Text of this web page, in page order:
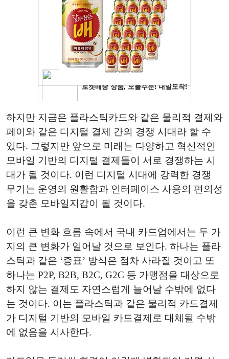
하지만 지금은 플라스틱카드와 같은 물리적 결제와
페이와 같은 디지털 결제 간의 경쟁 시대라 할 수
있다. 그렇지만 앞으로 미래는 다양하고 혁신적인
모바일 기반의 디지털 결제들이 서로 경쟁하는 시
대가 될 것이다. 이런 디지털 시대에 강력한 경쟁
무기는 운영의 원활함과 인터페이스 사용의 편의성
을 갖춘 모바일지갑이 될 것이다.
이런 큰 변화 흐름 속에서 국내 카드업에서는 두 가
지의 큰 변화가 일어날 것으로 보인다. 하나는 플라
스틱과 같은 ‘증표’ 방식은 점차 사라질 것이고 또
하나는 P2P, B2B, B2C, G2C 등 가맹점을 대상으로
하지 않는 결제도 자연스럽게 늘어날 수밖에 없다
는 것이다. 이는 플라스틱과 같은 물리적 카드결제
가 디지털 기반의 모바일 카드결제로 대체될 수밖
에 없음을 시사한다.